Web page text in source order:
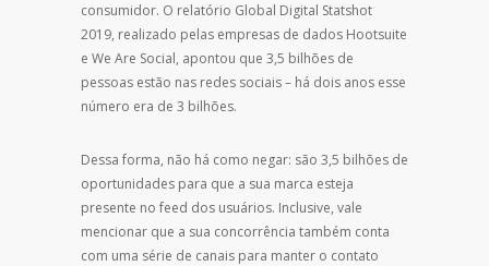
consumidor. O relatório Global Digital Statshot
2019, realizado pelas empresas de dados Hootsuite
e We Are Social, apontou que 3,5 bilhões de
pessoas estão nas redes sociais – há dois anos esse
número era de 3 bilhões.
Dessa forma, não há como negar: são 3,5 bilhões de
oportunidades para que a sua marca esteja
presente no feed dos usuários. Inclusive, vale
mencionar que a sua concorrência também conta
com uma série de canais para manter o contato